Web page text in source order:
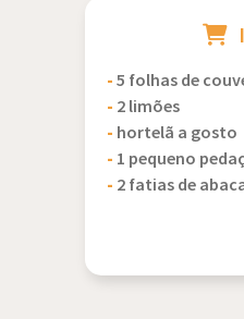
-5 folhas de
- 2 limões
- hortelã a gosto
- 1 pequeno
- 2 fatias de